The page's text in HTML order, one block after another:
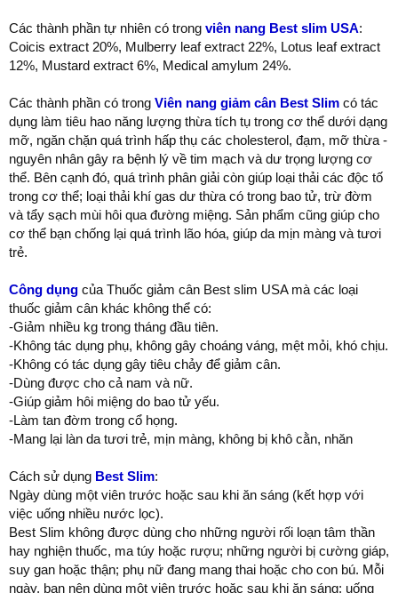
Các thành phần tự nhiên có trong viên nang Best slim USA:
Coicis extract 20%, Mulberry leaf extract 22%, Lotus leaf extract
12%, Mustard extract 6%, Medical amylum 24%.
Các thành phần có trong Viên nang giảm cân Best Slim có tác
dụng làm tiêu hao năng lượng thừa tích tụ trong cơ thể dưới dạng
mỡ, ngăn chặn quá trình hấp thụ các cholesterol, đạm, mỡ thừa -
nguyên nhân gây ra bệnh lý về tim mạch và dư trọng lượng cơ
thể. Bên cạnh đó, quá trình phân giải còn giúp loại thải các độc tố
trong cơ thể; loại thải khí gas dư thừa có trong bao tử, trừ đờm
và tẩy sạch mùi hôi qua đường miệng. Sản phẩm cũng giúp cho
cơ thể bạn chống lại quá trình lão hóa, giúp da mịn màng và tươi
trẻ.
Công dụng của Thuốc giảm cân Best slim USA mà các loại
thuốc giảm cân khác không thể có:
-Giảm nhiều kg trong tháng đầu tiên.
-Không tác dụng phụ, không gây choáng váng, mệt mỏi, khó chịu.
-Không có tác dụng gây tiêu chảy để giảm cân.
-Dùng được cho cả nam và nữ.
-Giúp giảm hôi miệng do bao tử yếu.
-Làm tan đờm trong cổ họng.
-Mang lại làn da tươi trẻ, mịn màng, không bị khô cằn, nhăn
Cách sử dụng Best Slim:
Ngày dùng một viên trước hoặc sau khi ăn sáng (kết hợp với
việc uống nhiều nước lọc).
Best Slim không được dùng cho những người rối loạn tâm thần
hay nghiện thuốc, ma túy hoặc rượu; những người bị cường giáp,
suy gan hoặc thận; phụ nữ đang mang thai hoặc cho con bú. Mỗi
ngày, bạn nên dùng một viên trước hoặc sau khi ăn sáng; uống